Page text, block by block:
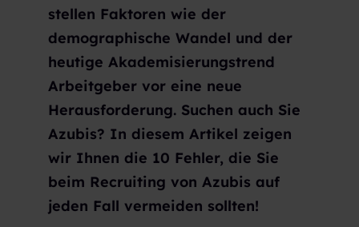
stellen Faktoren wie der
demographische Wandel und der
heutige Akademisierungstrend
Arbeitgeber vor eine neue
Herausforderung. Suchen auch Sie
Azubis? In diesem Artikel zeigen
wir Ihnen die 10 Fehler, die Sie
beim Recruiting von Azubis auf
jeden Fall vermeiden sollten!